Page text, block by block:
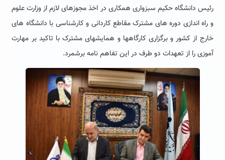
رئیس دانشگاه حکیم سبزواری همکاری در اخذ مجوزهای لازم از وزارت علوم
و راه اندازی دوره های مشترک مقاطع کاردانی و کارشناسی با دانشگاه های
خارج از کشور و برگزاری کارگاهها و همایشهای مشترک با تاکید بر مهارت
آموزی را از تعهدات دو طرف در این تفاهم نامه برشمرد.